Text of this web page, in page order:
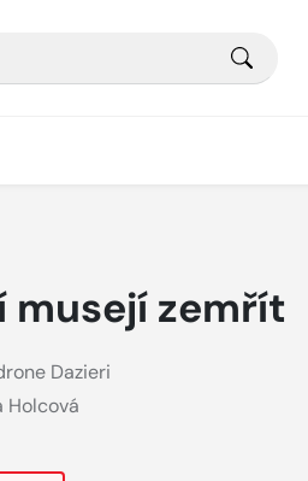
musejí zemřít
Dazieri
Holcová